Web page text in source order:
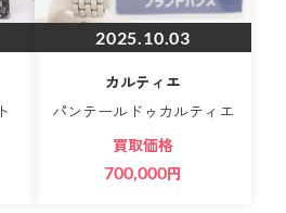
2025.10.03
カルティエ
パンテールドゥカルティエ
買取価格
700,000円